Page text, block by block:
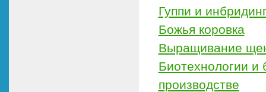
Гуппи и
Божья коровка
Выращивание
Биотехнологии и
производстве